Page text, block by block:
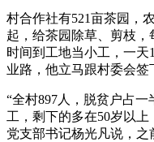
村合作社有521亩茶园，
起，给茶园除草、剪枝，
时间到工地当小工，一天
业路，他立马跟村委会签
“全村897人，脱贫户占
工，剩下的多在50岁以
党支部书记杨光凡说，